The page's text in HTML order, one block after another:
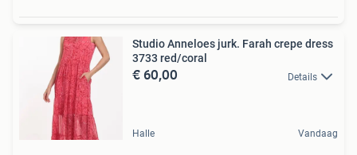
Studio Anneloes jurk. Farah crepe dress
3733 red/coral
€ 60,00 Details
Halle Vandaag